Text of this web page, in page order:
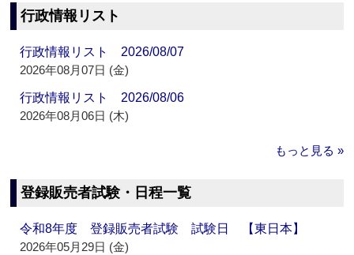
行政情報リスト
行政情報リスト 2026/08/07
2026年08月07日 (金)
行政情報リスト 2026/08/06
2026年08月06日 (木)
もっと見る »
登録販売者試験・日程一覧
令和8年度 登録販売者試験 試験日 【東日本】
2026年05月29日 (金)